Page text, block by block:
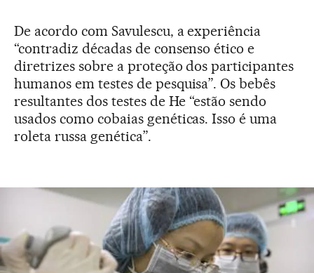
De acordo com Savulescu, a experiência
“contradiz décadas de consenso ético e
diretrizes sobre a proteção dos participantes
humanos em testes de pesquisa”. Os bebês
resultantes dos testes de He “estão sendo
usados como cobaias genéticas. Isso é uma
roleta russa genética”.